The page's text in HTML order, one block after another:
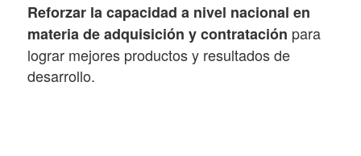
Reforzar la capacidad a nivel nacional en
materia de adquisición y contratación para
lograr mejores productos y resultados de
desarrollo.